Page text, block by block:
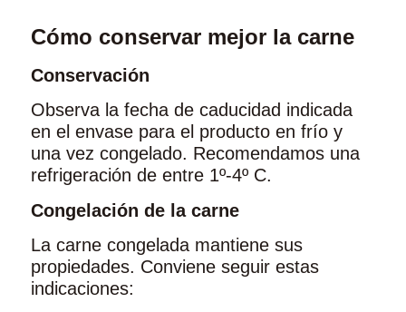
Cómo conservar mejor la carne
Conservación
Observa la fecha de caducidad indicada
en el envase para el producto en frío y
una vez congelado. Recomendamos una
refrigeración de entre 1º-4º C.
Congelación de la carne
La carne congelada mantiene sus
propiedades. Conviene seguir estas
indicaciones: